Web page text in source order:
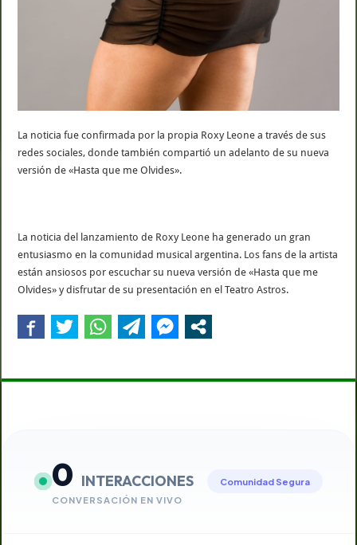
La noticia fue confirmada por la propia Roxy Leone a través de sus
redes sociales, donde también compartió un adelanto de su nueva
versión de «Hasta que me Olvides».
La noticia del lanzamiento de Roxy Leone ha generado un gran
entusiasmo en la comunidad musical argentina. Los fans de la artista
están ansiosos por escuchar su nueva versión de «Hasta que me
Olvides» y disfrutar de su presentación en el Teatro Astros.
0 INTERACCIONES
CONVERSACIÓN EN VIVO
Comunidad Segura